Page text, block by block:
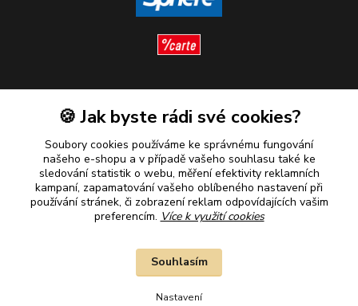
Plaťte u nás bezpečně
🍪 Jak byste rádi své cookies?
Soubory cookies používáme ke správnému fungování
našeho e-shopu a v případě vašeho souhlasu také ke
sledování statistik o webu, měření efektivity reklamních
kampaní, zapamatování vašeho oblíbeného nastavení při
používání stránek, či zobrazení reklam odpovídajících vašim
preferencím. Více k využití cookies
Nastavení
Souhlasím